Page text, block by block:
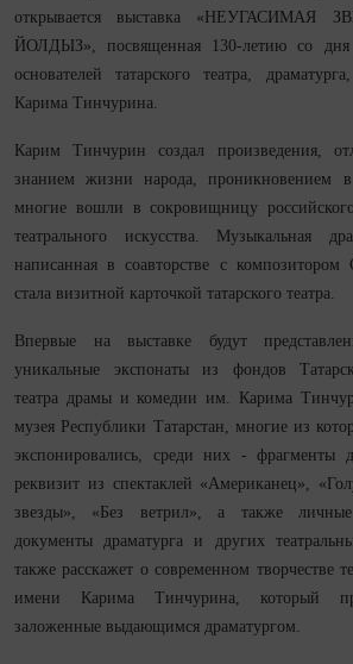
открывается выставка «НЕУГАСИМАЯ
ЙОЛДЫЗ», посвященная 130-летию со
основателей татарского театра,
Карима Тинчурина.
Карим Тинчурин создал произведения,
знанием жизни народа, проникновением
многие вошли в сокровищницу
театрального искусства. Музыкальная
написанная в соавторстве с
стала визитной карточкой татарского театра.
Впервые на выставке будут
уникальные экспонаты из фондов
театра драмы и комедии им. Карима
музея Республики Татарстан, многие из
экспонировались, среди них - фрагменты
реквизит из спектаклей «Американец»,
звезды», «Без ветрил», а также
документы драматурга и других
также расскажет о современном творчестве
имени Карима Тинчурина, который
заложенные выдающимся драматургом.